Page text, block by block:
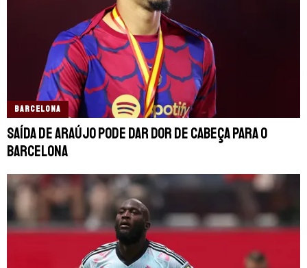
BARCELONA
Saída de Araújo pode dar dor de cabeça para o
Barcelona